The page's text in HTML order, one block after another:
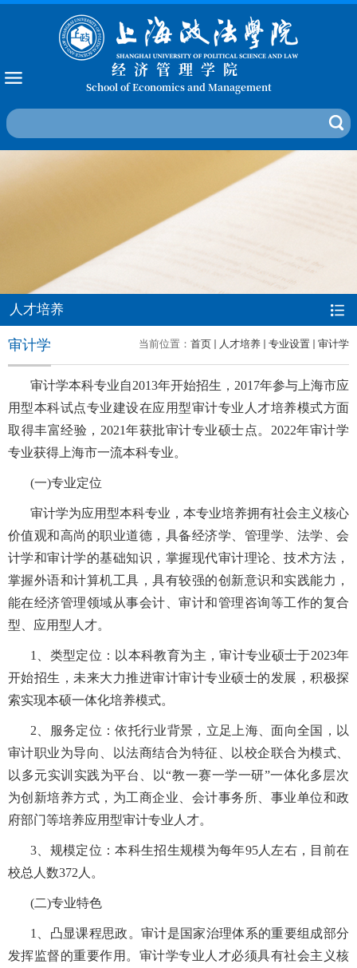
经济管理学院
School of Economics and Management
人才培养
当前位置： 首页 人才培养 专业设置 审计学
审计学
审计学本科专业自2013年开始招生， 2017年参与上海市应
用型本科试点专业建设在应用型审计专业人才培养模式方面
取得丰富经验， 2021年获批审计专业硕士点。 2022年审计学
专业获得上海市一流本科专业。
(一)专业定位
审计学为应用型本科专业，本专业培养拥有社会主义核心
价值观和高尚的职业道德，具备经济学、管理学、法学、会
计学和审计学的基础知识，掌握现代审计理论、技术方法，
掌握外语和计算机工具，具有较强的创新意识和实践能力，
能在经济管理领域从事会计、审计和管理咨询等工作的复合
型、应用型人才。
1 、类型定位：以本科教育为主，审计专业硕士于2023年
开始招生，未来大力推进审计审计专业硕士的发展，积极探
索实现本硕一体化培养模式。
2 、服务定位：依托行业背景，立足上海、面向全国，以
审计职业为导向、以法商结合为特征、以校企联合为模式、
以多元实训实践为平台、以“教一赛一学一研”一体化多层次
为创新培养方式，为工商企业、会计事务所、事业单位和政
府部门等培养应用型审计专业人才。
3 、规模定位：本科生招生规模为每年95人左右，目前在
校总人数372 人。
(二)专业特色
1
、凸显课程思政。审计是国家治理体系的重要组成部分
发挥监督的重要作用。审计学专业人才必须具有社会主义核